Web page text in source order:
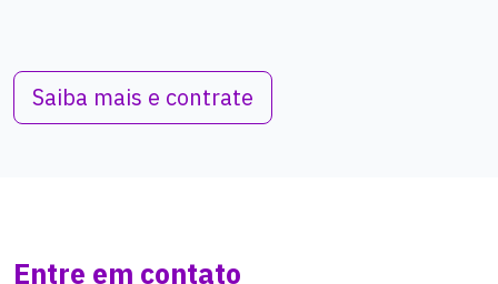
Saiba mais e contrate
Entre em contato